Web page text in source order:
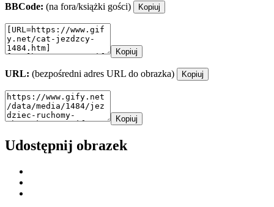
BBCode: (na fora/książki gości) Kopiuj
Kopiuj
URL: (bezpośredni adres URL do obrazka) Kopiuj
Kopiuj
Udostępnij obrazek